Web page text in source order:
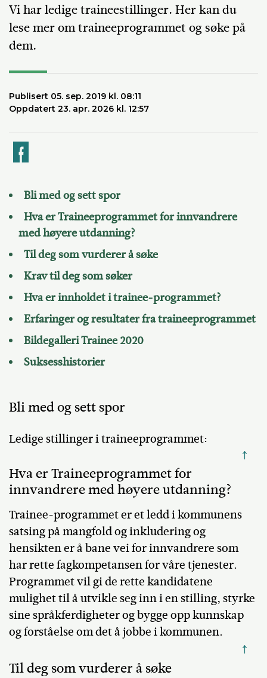
Vi har ledige traineestillinger. Her kan du
lese mer om traineeprogrammet og søke på
dem.
Publisert 05. sep. 2019 kl. 08:11
Oppdatert 23. apr. 2026 kl. 12:57
Bli med og sett spor
Hva er Traineeprogrammet for innvandrere
med høyere utdanning?
Til deg som vurderer å søke
Krav til deg som søker
Hva er innholdet i trainee-programmet?
Erfaringer og resultater fra traineeprogrammet
Bildegalleri Trainee 2020
Suksesshistorier
Bli med og sett spor
Ledige stillinger i traineeprogrammet:
↑
Hva er Traineeprogrammet for
innvandrere med høyere utdanning?
Trainee-programmet er et ledd i kommunens
satsing på mangfold og inkludering og
hensikten er å bane vei for innvandrere som
har rette fagkompetansen for våre tjenester.
Programmet vil gi de rette kandidatene
mulighet til å utvikle seg inn i en stilling, styrke
sine språkferdigheter og bygge opp kunnskap
og forståelse om det å jobbe i kommunen.
↑
Til deg som vurderer å søke